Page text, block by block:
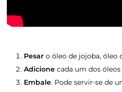
Pesar o óleo de jojoba, óleo
Adicione cada um dos
Embale. Pode servir-se de